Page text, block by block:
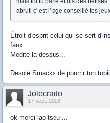
abruti c' est l' age conseillé tes
Étroit d'esprit celui qui se sert
faux.
Medite la dessus...
Desolé Smacks de pourrir ton
Jolecrado
17 sept. 2018
ok merci lao tseu ...